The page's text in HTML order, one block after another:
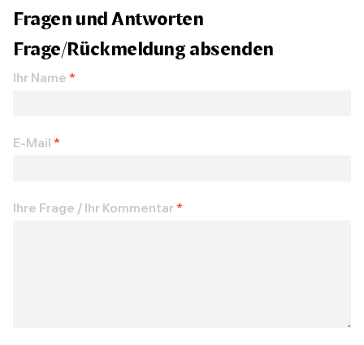
Fragen und Antworten
Frage/Rückmeldung absenden
Ihr Name *
E-Mail *
Ihre Frage / Ihr Kommentar*